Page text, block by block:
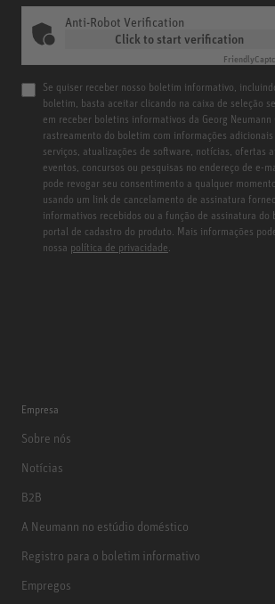
Anti-Robot Verification
Click to start verification
Friendly
Se quiser receber nosso boletim informativo,
boletim, basta aceitar clicando na caixa de seleção
em receber boletins informativos da Georg Neumann
rastreamento do boletim com informações
serviços, atualizações de software, notícias, ofertas
eventos, concursos ou pesquisas no endereço de e-
pode revogar seu consentimento a qualquer
usando um link de cancelamento de assinatura
informativos recebidos ou a função de assinatura
portal de cadastro do produto. Mais informações
nossa política de privacidade.
Empresa
Sobre nós
Notícias
B2B
A Neumann no estúdio doméstico
Registro para o boletim informativo
Empregos